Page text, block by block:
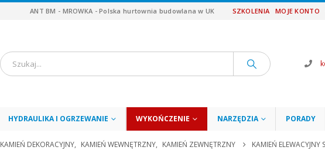
ANT BM - MROWKA - Polska hurtownia budowlana w UK SZKOLENIA MOJE KONTO
HYDRAULIKA I OGRZEWANIE WYKOŃCZENIE NARZĘDZIA PORADY
KAMIEŃ DEKORACYJNY, KAMIEŃ WEWNĘTRZNY, KAMIEŃ ZEWNĘTRZNY KAMIEŃ